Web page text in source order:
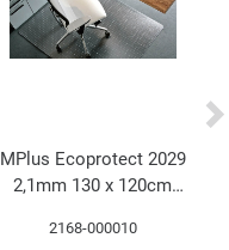
MPlus Ecoprotect 2029
2,1mm 130 x 120cm
mit Noppen 17-1300
2168-000010